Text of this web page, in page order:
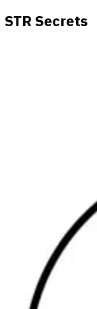
STR Secrets